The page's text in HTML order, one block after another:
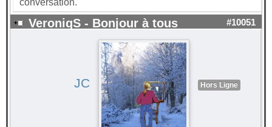
conversation.
VeroniqS - Bonjour à tous #10051
JC Hors Ligne